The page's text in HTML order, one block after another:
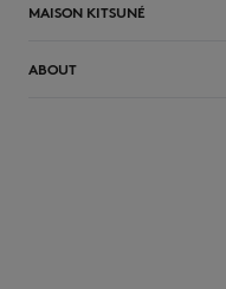
MAISON KITSUNÉ
ABOUT